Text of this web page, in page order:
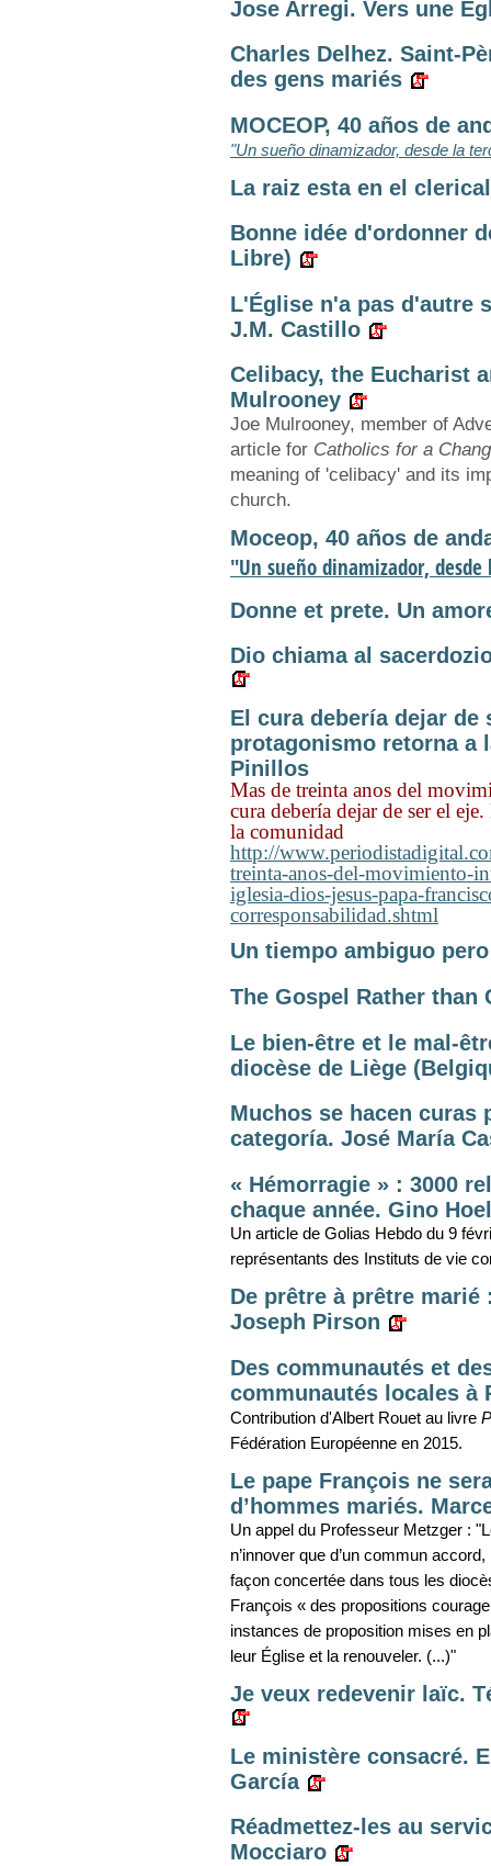
Jose Arregi. Vers une
Charles Delhez. Saint-
des gens mariés
MOCEOP, 40 años de
"Un sueño dinamizador, desde la
La raiz esta en el
Bonne idée d'ordonner
Libre)
L'Église n'a pas d'autre
J.M. Castillo
Celibacy, the Eucharist
Mulrooney
Joe Mulrooney, member of
article for Catholics for a
meaning of 'celibacy' and its
church.
Moceop, 40 años de
"Un sueño dinamizador,
Donne et prete. Un
Dio chiama al
El cura debería dejar
protagonismo retorna a
Pinillos
Mas de treinta anos del
cura debería dejar de ser el
la comunidad
http://
treinta-anos-del-movimiento-
iglesia-dios-jesus-papa-
corresponsabilidad.shtml
Un tiempo ambiguo
The Gospel Rather than
Le bien-être et le mal-
diocèse de Liège
Muchos se hacen curas
categoría. José María
« Hémorragie » : 3000
chaque année. Gino Hoel
Un article de Golias Hebdo du 9
représentants des Instituts de vie
De prêtre à prêtre
Joseph Pirson
Des communautés et
communautés locales à
Contribution d'Albert Rouet au livre
Fédération Européenne en 2015.
Le pape François ne
d’hommes mariés.
Un appel du Professeur Metzger :
n’innover que d’un commun
façon concertée dans tous les
François « des propositions
instances de proposition mises en
leur Église et la renouveler. (...)"
Je veux redevenir laïc.
Le ministère consacré.
García
Réadmettez-les au
Mocciaro